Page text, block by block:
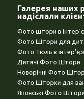
Галерея наших
надіслали
Фото штори в
Фото Штори для
Фото Тюль в інтер'єрі
Дитячі Фото Штори
Новорічні Фото
Фото Шторки для
Японські Фото Штори